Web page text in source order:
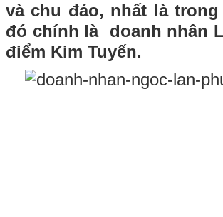
và chu đáo, nhất là
đó chính là doanh nhân
điểm Kim Tuyến.